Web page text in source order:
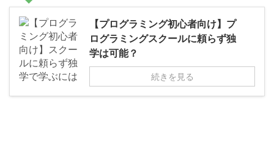
【プログラミング初心者向け】プ
ログラミングスクールに頼らず独
学は可能？
続きを見る